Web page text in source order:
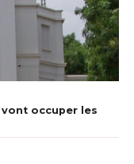
occuper les